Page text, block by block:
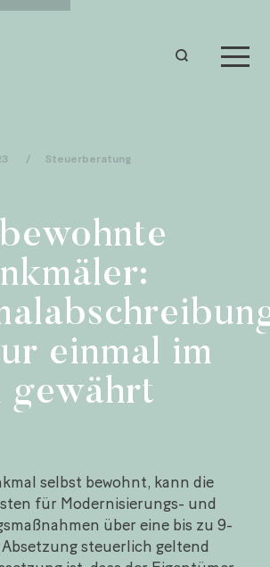
/ Steuerberatung
einmal im
gewährt
selbst bewohnt, kann die
für Modernisierungs- und
über eine bis zu 9-
steuerlich geltend